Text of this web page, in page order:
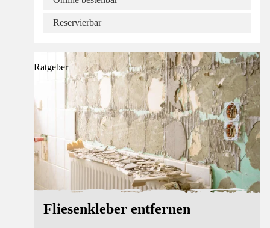
Reservierbar
Ratgeber
Fliesenkleber entfernen